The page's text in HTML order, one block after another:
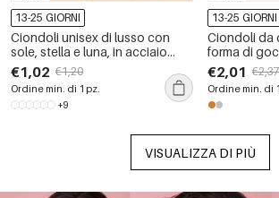
13-25 GIORNI
Ciondoli unisex di lusso con
sole, stella e luna, in acciaio
inossidabile impermeabile color
oro con strass.
€1,02 €1,20
Ordine min. di 1 pz.
+9
13-25 GIORNI
Ciondoli da
forma di
inossidabile
oro, della
€2,01 €2,37
Ordine min. di
VISUALIZZA DI PIÙ